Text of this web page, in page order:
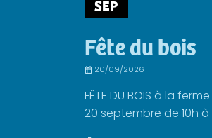
SEP
Fête du bois
20/09/2026
FÊTE DU BOIS à la
20 septembre de 10h à